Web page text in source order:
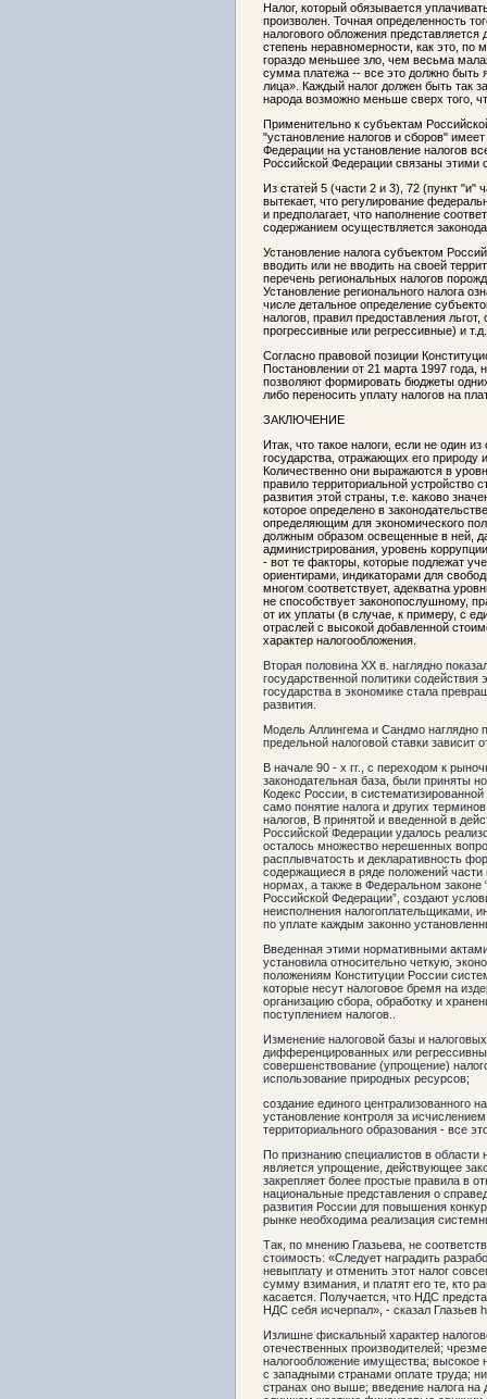
Налог, который обязывается
произволен. Точная определенность
налогового обложения
степень неравномерности, как это, по
гораздо меньшее зло, чем весьма
сумма платежа -- все это должно быть
лица». Каждый налог должен быть так
народа возможно меньше сверх того,
Применительно к субъектам
"установление налогов и сборов"
Федерации на установление налогов
Российской Федерации связаны
Из статей 5 (части 2 и 3), 72 (пункт "и"
вытекает, что регулирование
и предполагает, что наполнение
содержанием осуществляется
Установление налога субъектом
вводить или не вводить на своей
перечень региональных налогов
Установление регионального налога
числе детальное определение
налогов, правил предоставления
прогрессивные или регрессивные) и т.д.
Согласно правовой позиции
Постановлении от 21 марта 1997 года,
позволяют формировать бюджеты
либо переносить уплату налогов на
ЗАКЛЮЧЕНИЕ
Итак, что такое налоги, если не один
государства, отражающих его природу
Количественно они выражаются в
правило территориальной устройство
развития этой страны, т.е. каково
которое определено в
определяющим для экономического
должным образом освещенные в ней,
администрирования, уровень
- вот те факторы, которые подлежат
ориентирами, индикаторами для
многом соответствует, адекватна
не способствует законопослушному,
от их уплаты (в случае, к примеру, с
отраслей с высокой добавленной
характер налогообложения.
Вторая половина XX в. наглядно
государственной политики
государства в экономике стала
развития.
Модель Аллингема и Сандмо наглядно
предельной налоговой ставки зависит
В начале 90 - х гг., с переходом к
законодательная база, были приняты
Кодекс России, в
само понятие налога и других
налогов, В принятой и введенной в
Российской Федерации удалось
осталось множество нерешенных
расплывчатость и декларативность
содержащиеся в ряде положений части
нормах, а также в Федеральном законе
Российской Федерации”, создают
неисполнения налогоплательщиками,
по уплате каждым законно
Введенная этими нормативными
установила относительно четкую,
положениям Конституции России
которые несут налоговое бремя на
организацию сбора, обработку и
поступлением налогов..
Изменение налоговой базы и
дифференцированных или
совершенствование (упрощение)
использование природных ресурсов;
создание единого централизованного
установление контроля за
территориального образования - все
По признанию специалистов в области
является упрощение, действующее
закрепляет более простые правила в
национальные представления о
развития России для повышения
рынке необходима реализация
Так, по мнению Глазьева, не
стоимость: «Следует наградить
невыплату и отменить этот налог
сумму взимания, и платят его те, кто
касается. Получается, что НДС
НДС себя исчерпал», - сказал Глазьев
Излишне фискальный характер
отечественных производителей;
налогообложение имущества; высокое
с западными странами оплате труда;
странах оно выше; введение налога